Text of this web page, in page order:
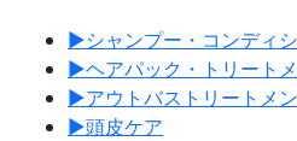
▶︎シャンプー・コンディ
▶︎ヘアパック・トリート
▶︎アウトバストリートメ
▶︎頭皮ケア